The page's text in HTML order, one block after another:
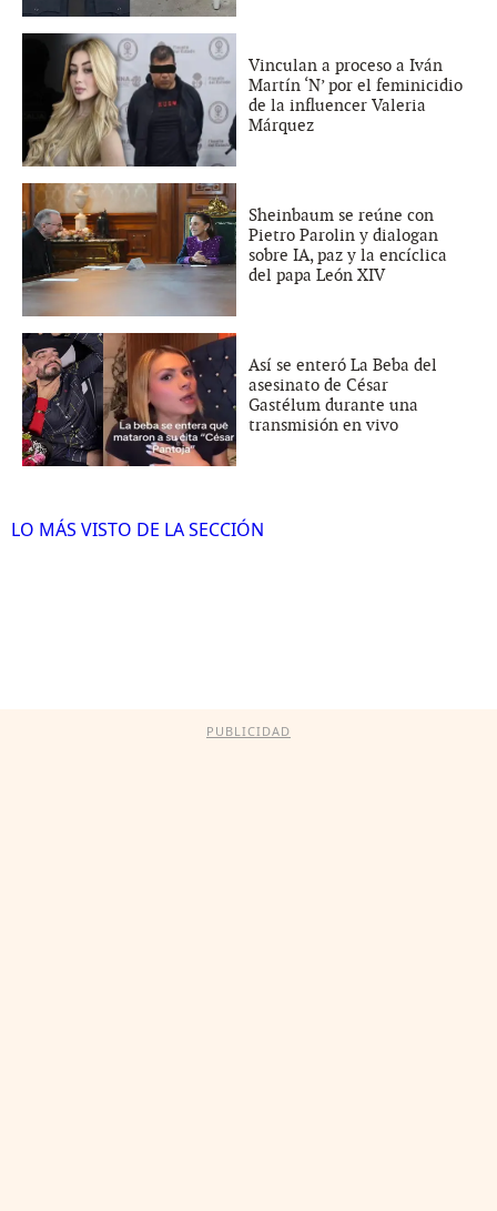
Vinculan a proceso a Iván
Martín ‘N’ por el feminicidio
de la influencer Valeria
Márquez
Sheinbaum se reúne con
Pietro Parolin y dialogan
sobre IA, paz y la encíclica
del papa León XIV
Así se enteró La Beba del
asesinato de César
Gastélum durante una
transmisión en vivo
LO MÁS VISTO DE LA SECCIÓN
PUBLICIDAD